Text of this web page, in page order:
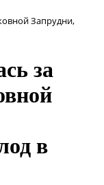
Запрудни,
за
в